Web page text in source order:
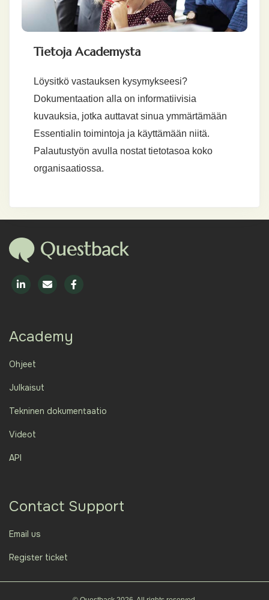
Tietoja Academysta
Löysitkö vastauksen kysymykseesi?
Dokumentaation alla on informatiivisia
kuvauksia, jotka auttavat sinua ymmärtämään
Essentialin toimintoja ja käyttämään niitä.
Palautustyön avulla nostat tietotasoa koko
organisaatiossa.
Academy
Ohjeet
Julkaisut
Tekninen dokumentaatio
Videot
API
Contact Support
Email us
Register ticket